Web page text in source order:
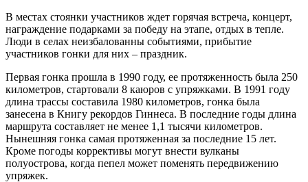
В местах стоянки участников ждет горячая встреча, концерт,
награждение подарками за победу на этапе, отдых в тепле.
Люди в селах неизбалованны событиями, прибытие
участников гонки для них – праздник.
Первая гонка прошла в 1990 году, ее протяженность была 250
километров, стартовали 8 каюров с упряжками. В 1991 году
длина трассы составила 1980 километров, гонка была
занесена в Книгу рекордов Гиннеса. В последние годы длина
маршрута составляет не менее 1,1 тысячи километров.
Нынешняя гонка самая протяженная за последние 15 лет.
Кроме погоды коррективы могут внести вулканы
полуострова, когда пепел может поменять передвижению
упряжек.